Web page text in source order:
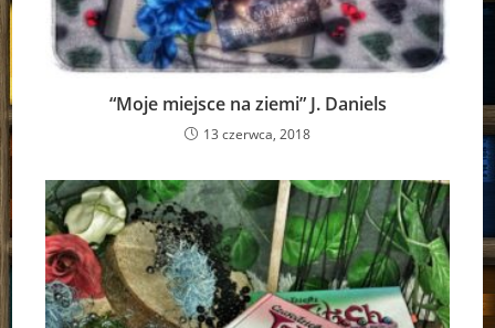
“Moje miejsce na ziemi” J. Daniels
13 czerwca, 2018